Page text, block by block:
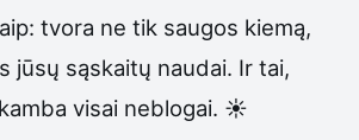
tvora ne tik saugos kiemą,
jūsų sąskaitų naudai. Ir tai,
visai neblogai. ☀️